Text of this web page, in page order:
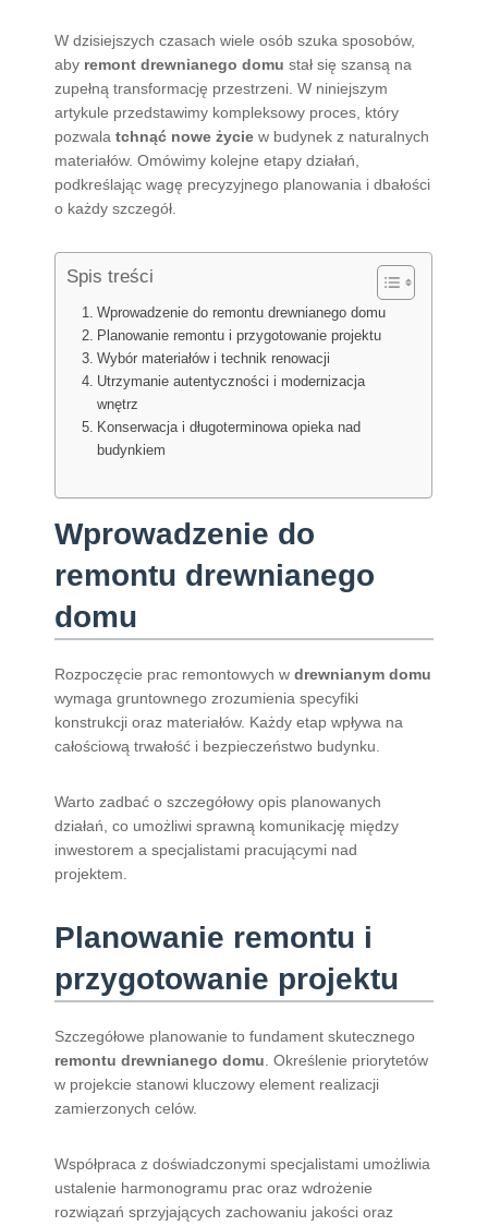
W dzisiejszych czasach wiele osób szuka sposobów,
aby remont drewnianego domu stał się szansą na
zupełną transformację przestrzeni. W niniejszym
artykule przedstawimy kompleksowy proces, który
pozwalatchnąć nowe życie w budynek z naturalnych
materiałów. Omówimy kolejne etapy działań,
podkreślając wagę precyzyjnego planowania i dbałości
o każdy szczegół.
Spis treści
Wprowadzenie do remontu drewnianego domu
Planowanie remontu i przygotowanie projektu
Wybór materiałów i technik renowacji
Utrzymanie autentyczności i modernizacja
wnętrz
Konserwacja i długoterminowa opieka nad
budynkiem
Wprowadzenie do
remontu drewnianego
domu
Rozpoczęcie prac remontowych wdrewnianym domu
wymaga gruntownego zrozumienia specyfiki
konstrukcji oraz materiałów. Każdy etap wpływa na
całościową trwałość i bezpieczeństwo budynku.
Warto zadbać o szczegółowy opis planowanych
działań, co umożliwi sprawną komunikację między
inwestorem a specjalistami pracującymi nad
projektem.
Planowanie remontu i
przygotowanie projektu
Szczegółowe planowanie to fundament skutecznego
remontu drewnianego domu. Określenie priorytetów
w projekcie stanowi kluczowy element realizacji
zamierzonych celów.
Współpraca z doświadczonymi specjalistami umożliwia
ustalenie harmonogramu prac oraz wdrożenie
rozwiązań sprzyjających zachowaniu jakości oraz